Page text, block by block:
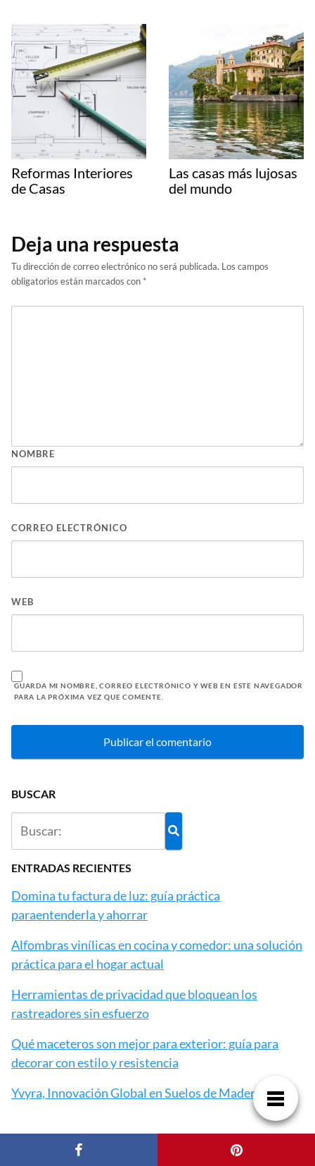
Reformas Interiores
de Casas
Las casas más lujosas
del mundo
Deja una respuesta
Tu dirección de correo electrónico no será publicada. Los campos
obligatorios están marcados con *
NOMBRE
CORREO ELECTRÓNICO
WEB
GUARDA MI NOMBRE, CORREO ELECTRÓNICO Y WEB EN ESTE NAVEGADOR
PARA LA PRÓXIMA VEZ QUE COMENTE.
BUSCAR
ENTRADAS RECIENTES
Domina tu factura de luz: guía práctica
paraentenderla y ahorrar
Alfombras vinílicas en cocina y comedor: una solución
práctica para el hogar actual
Herramientas de privacidad que bloquean los
rastreadores sin esfuerzo
Qué maceteros son mejor para exterior: guía para
decorar con estilo y resistencia
Yvyra, Innovación Global en Suelos de Madera